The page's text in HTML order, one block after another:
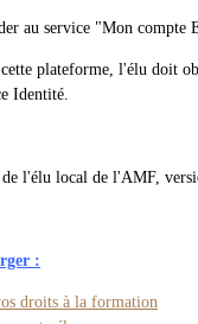
au service "Mon
plateforme, l'élu doit
Identité.
l'élu local de l'AMF,
:
droits à la formation